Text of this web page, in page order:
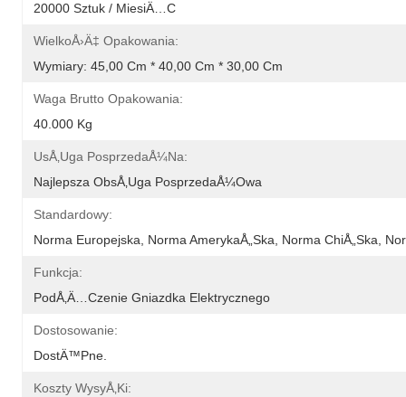
20000 Sztuk / MiesiÄ…c
WielkoÅ›Ä‡ Opakowania:
Wymiary: 45,00 Cm * 40,00 Cm * 30,00 Cm
Waga Brutto Opakowania:
40.000 Kg
UsÅ‚uga PosprzedaÅ¼na:
Najlepsza ObsÅ‚uga PosprzedaÅ¼owa
Standardowy:
Norma Europejska, Norma AmerykaÅ„ska, Norma ChiÅ„ska,
Funkcja:
PodÅ‚Ä…czenie Gniazdka Elektrycznego
Dostosowanie:
DostÄ™pne.
Koszty WysyÅ‚ki: